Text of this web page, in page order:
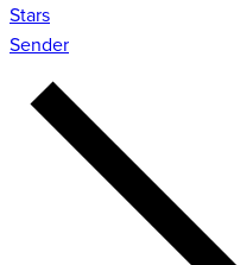
Stars
Sender